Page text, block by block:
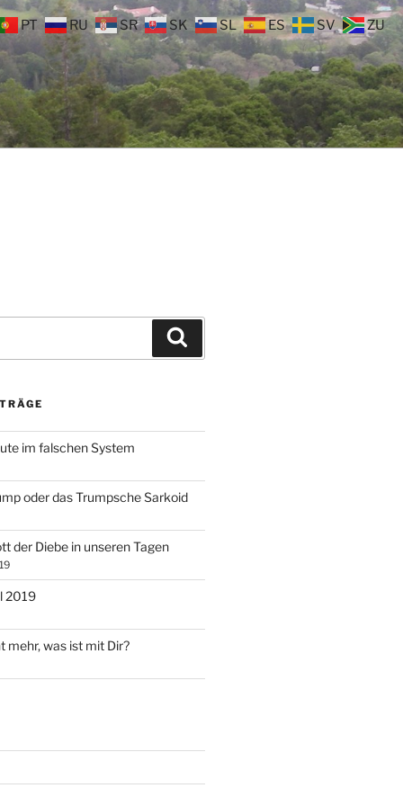
im falschen System
oder das Trumpsche Sarkoid
der Diebe in unseren Tagen
2019
mehr, was ist mit Dir?
PT RU SR SK SL ES SV ZU